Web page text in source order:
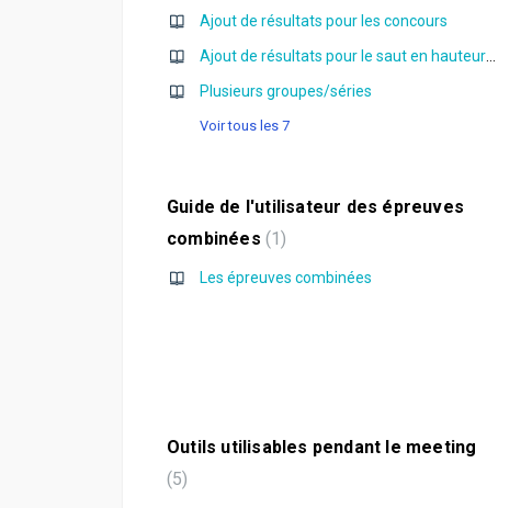
Ajout de résultats pour les concours
Plusieurs groupes/séries
Voir tous les 7
Guide de l'utilisateur des épreuves
combinées 1
Les épreuves combinées
Outils utilisables pendant le meeting
5